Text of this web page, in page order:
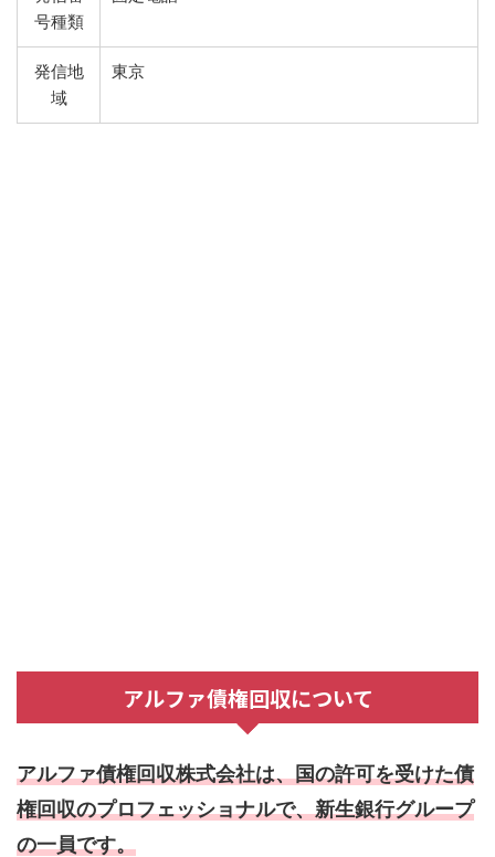
号種類
発信地
域
東京
アルファ債権回収について
アルファ債権回収株式会社は、国の許可を受けた債
権回収のプロフェッショナルで、新生銀行グループ
の一員です。